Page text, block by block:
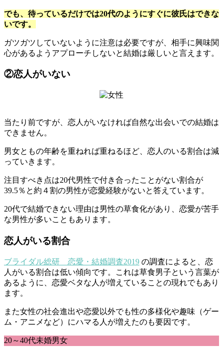
でも、待っているだけでは20代のようにすぐに彼氏はできな
いです。
ガツガツしていないように注意は必要ですが、相手に興味関
心があるようアプローチしないと結婚は厳しいと言えます。
②恋人がいない
当たり前ですが、恋人がいなければ自然な出会いでの結婚は
できません。
男女ともの年齢を重ねれば重ねるほど、恋人のいる割合は減
っていきます。
注目すべき点は20代男性で付き合ったことがない割合が
39.5％と約４割の男性が恋愛経験がないと答えています。
20代で結婚できない理由は男性の草食化があり、恋愛が苦手
な男性が多いこともあります。
恋人がいる割合
ブライダル総研 恋愛・結婚調査2019 の調査によると、恋
人がいる割合は低い傾向です。これは草食男子という言葉が
あるように、恋愛ベタな人が増えていることの現れでもあり
ます。
また女性の社会進出や恋愛以外でも性の多様化や趣味（ゲー
ム・アニメなど）にハマる人が増えたのも要因です。
20～40代未婚男女